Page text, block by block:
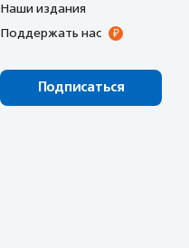
Наши издания
Поддержать нас
Подписаться